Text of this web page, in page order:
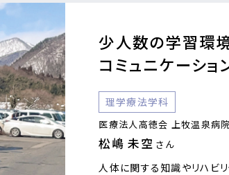
少人数の学習環
コミュニケーショ
理学療法学科
医療法人高徳会 上牧温泉病
松嶋 未空 さん
人体に関する知識やリハビ